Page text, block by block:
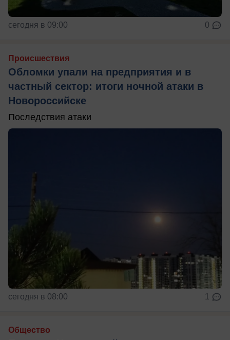
сегодня в 09:00 0
Происшествия
Обломки упали на предприятия и в
частный сектор: итоги ночной атаки в
Новороссийске
Последствия атаки
сегодня в 08:00 1
Общество